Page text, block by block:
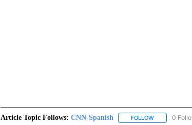
Article Topic Follows: CNN-Spanish FOLLOWFOLLOW
0